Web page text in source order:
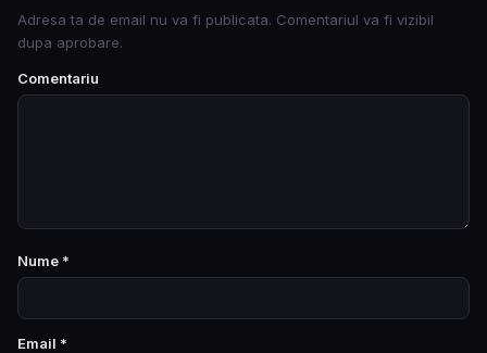
Adresa ta de email nu va fi publicata. Comentariul va fi vizibil
dupa aprobare.
Comentariu
Nume *
Email *